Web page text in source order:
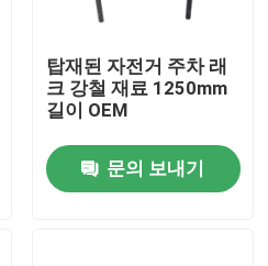
탑재된 자전거 주차 래
크 강철 재료 1250mm
길이 OEM
문의 보내기